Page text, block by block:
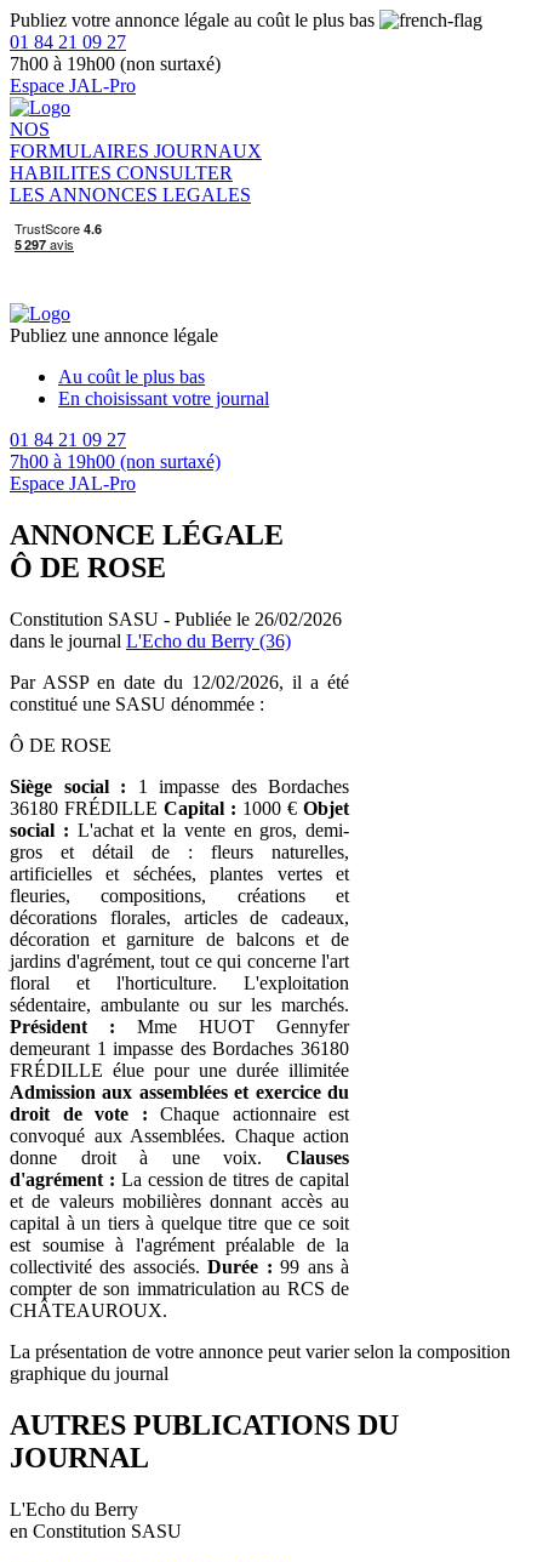
Publiez votre annonce légale au coût le plus bas
01 84 21 09 27
7h00 à 19h00 (non surtaxé)
Espace JAL-Pro
NOS
FORMULAIRES JOURNAUX
HABILITES CONSULTER
LES ANNONCES LEGALES
Publiez une annonce légale
Au coût le plus bas
En choisissant votre journal
01 84 21 09 27
7h00 à 19h00 (non surtaxé)
Espace JAL-Pro
ANNONCE LÉGALE
Ô DE ROSE
Constitution SASU - Publiée le 26/02/2026
dans le journal L'Echo du Berry (36)
Par ASSP en date du 12/02/2026, il a été
constitué une SASU dénommée :
Ô DE ROSE
Siège social : 1 impasse des Bordaches
36180 FRÉDILLE Capital : 1000 € Objet
social : L'achat et la vente en gros, demi-
gros et détail de : fleurs naturelles,
artificielles et séchées, plantes vertes et
fleuries, compositions, créations et
décorations florales, articles de cadeaux,
décoration et garniture de balcons et de
jardins d'agrément, tout ce qui concerne l'art
floral et l'horticulture. L'exploitation
sédentaire, ambulante ou sur les marchés.
Président : Mme HUOT Gennyfer
demeurant 1 impasse des Bordaches 36180
FRÉDILLE élue pour une durée illimitée
Admission aux assemblées et exercice du
droit de vote : Chaque actionnaire est
convoqué aux Assemblées. Chaque action
donne droit à une voix. Clauses
d'agrément : La cession de titres de capital
et de valeurs mobilières donnant accès au
capital à un tiers à quelque titre que ce soit
est soumise à l'agrément préalable de la
collectivité des associés.Durée : 99 ans à
compter de son immatriculation au RCS de
CHÂTEAUROUX.
La présentation de votre annonce peut varier selon la composition
graphique du journal
AUTRES PUBLICATIONS DU
JOURNAL
L'Echo du Berry
en Constitution SASU